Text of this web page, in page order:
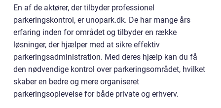
En af de aktører, der tilbyder professionel
parkeringskontrol, er unopark.dk. De har mange års
erfaring inden for området og tilbyder en række
løsninger, der hjælper med at sikre effektiv
parkeringsadministration. Med deres hjælp kan du få
den nødvendige kontrol over parkeringsområdet, hvilket
skaber en bedre og mere organiseret
parkeringsoplevelse for både private og erhverv.